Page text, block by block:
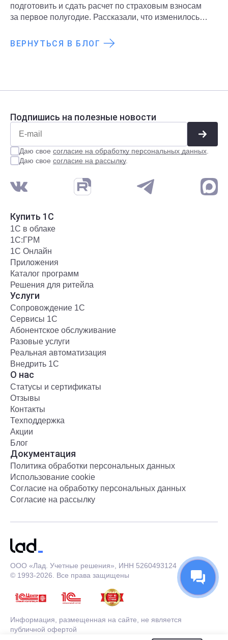
подготовить и сдать расчет по страховым взносам
за первое полугодие. Рассказали, что изменилось
включить в расчет.
ВЕРНУТЬСЯ В БЛОГ
Подпишись на полезные новости
Даю свое согласие на обработку персональных данных
Даю свое согласие на рассылку.
Купить 1С
1С в облаке
1С:ГРМ
1С Онлайн
Приложения
Каталог программ
Решения для ритейла
Услуги
Сопровождение 1С
Сервисы 1С
Абонентское обслуживание
Разовые услуги
Реальная автоматизация
Внедрить 1С
О нас
Статусы и сертификаты
Отзывы
Контакты
Техподдержка
Акции
Блог
Документация
Политика обработки персональных данных
Использование cookie
Согласие на обработку персональных данных
Согласие на рассылку
ООО «Лад. Учетные решения», ИНН 5260493124
© 1993-2026. Все права защищены
Информация, размещенная на сайте, не является
публичной офертой